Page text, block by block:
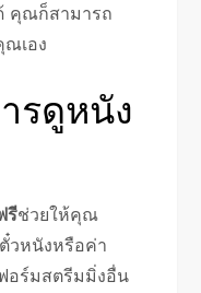
คุณก็สามารถ
เอง
รดูหนัง
รีช่วยให้คุณ
วหนังหรือค่า
อร์มสตรีมมิ่งอื่น